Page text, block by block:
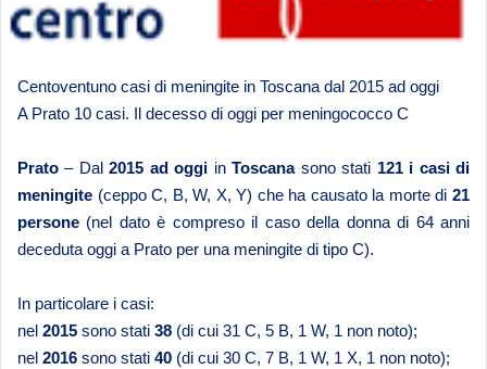
Centoventuno casi di meningite in Toscana dal 2015 ad oggi
A Prato 10 casi. Il decesso di oggi per meningococco C
Prato – Dal2015 ad oggi inToscanasono stati 121 i casi di
meningite (ceppo C, B, W, X, Y) che ha causato la morte di 21
persone (nel dato è compreso il caso della donna di 64 anni
deceduta oggi a Prato per una meningite di tipo C).
In particolare i casi:
nel 2015 sono stati 38 (di cui 31 C, 5 B, 1 W, 1 non noto);
nel 2016 sono stati 40 (di cui 30 C, 7 B, 1 W, 1 X, 1 non noto);